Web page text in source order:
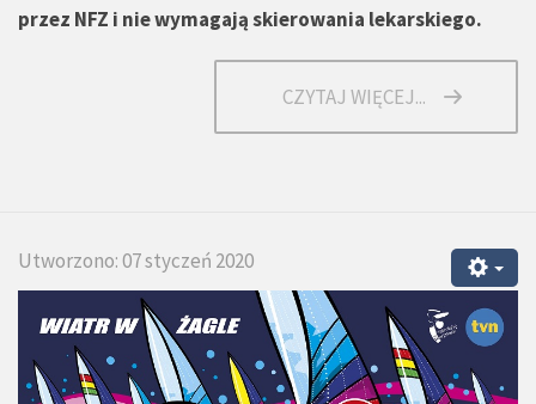
przez NFZ i nie wymagają skierowania lekarskiego.
CZYTAJ WIĘCEJ...
Utworzono: 07 styczeń 2020